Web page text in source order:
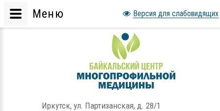
Иркутск, ул. Партизанская, д. 28/1
Версия для слабовидящих
Меню